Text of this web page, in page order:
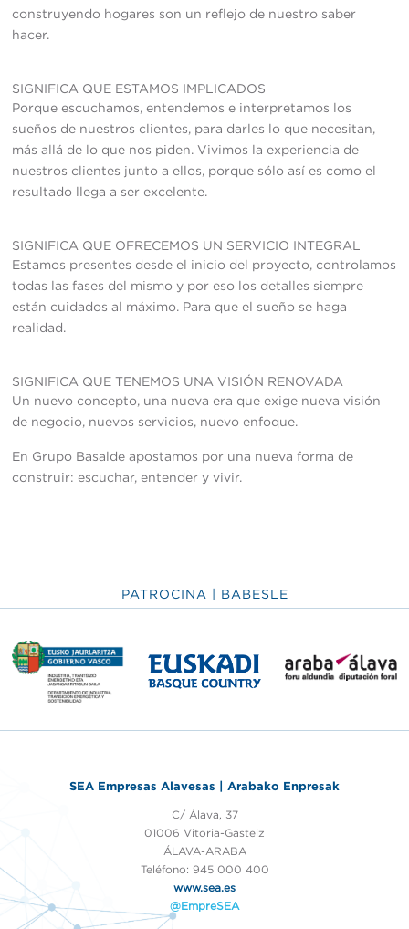
construyendo hogares son un reflejo de nuestro saber
hacer.
SIGNIFICA QUE ESTAMOS IMPLICADOS
Porque escuchamos, entendemos e interpretamos los
sueños de nuestros clientes, para darles lo que necesitan,
más allá de lo que nos piden. Vivimos la experiencia de
nuestros clientes junto a ellos, porque sólo así es como el
resultado llega a ser excelente.
SIGNIFICA QUE OFRECEMOS UN SERVICIO INTEGRAL
Estamos presentes desde el inicio del proyecto, controlamos
todas las fases del mismo y por eso los detalles siempre
están cuidados al máximo. Para que el sueño se haga
realidad.
SIGNIFICA QUE TENEMOS UNA VISIÓN RENOVADA
Un nuevo concepto, una nueva era que exige nueva visión
de negocio, nuevos servicios, nuevo enfoque.
En Grupo Basalde apostamos por una nueva forma de
construir: escuchar, entender y vivir.
PATROCINA | BABESLE
SEA Empresas Alavesas | Arabako Enpresak
C/ Álava, 37
01006 Vitoria-Gasteiz
ÁLAVA-ARABA
Teléfono: 945 000 400
www.sea.es
@EmpreSEA